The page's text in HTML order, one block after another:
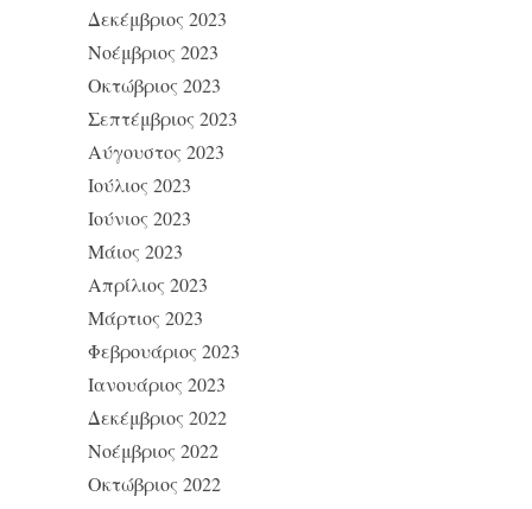
Δεκέμβριος 2023
Νοέμβριος 2023
Οκτώβριος 2023
Σεπτέμβριος 2023
Αύγουστος 2023
Ιούλιος 2023
Ιούνιος 2023
Μάιος 2023
Απρίλιος 2023
Μάρτιος 2023
Φεβρουάριος 2023
Ιανουάριος 2023
Δεκέμβριος 2022
Νοέμβριος 2022
Οκτώβριος 2022